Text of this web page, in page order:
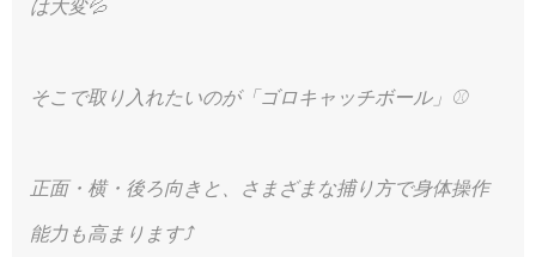
は大変💦
そこで取り入れたいのが「ゴロキャッチボール」⚾️
正面・横・後ろ向きと、さまざまな捕り方で身体操作
能力も高まります⤴️